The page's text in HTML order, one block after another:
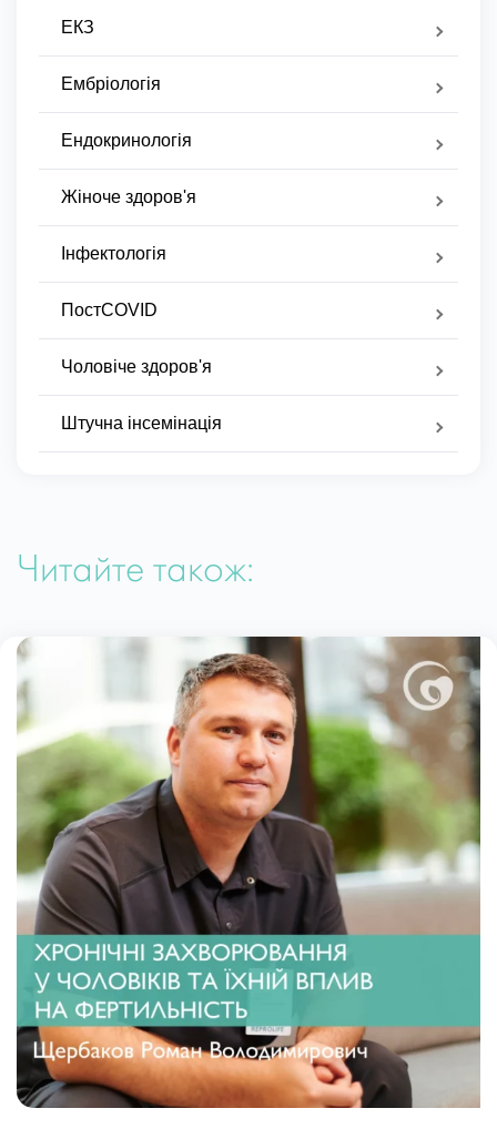
ЕКЗ
Ембріологія
Ендокринологія
Жіноче здоров'я
Інфектологія
ПостCOVID
Чоловіче здоров'я
Штучна інсемінація
Читайте також: